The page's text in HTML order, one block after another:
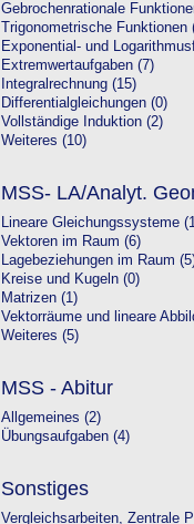
Gebrochenrationale
Trigonometrische Funktionen
Exponential- und
Extremwertaufgaben (7)
Integralrechnung (15)
Differentialgleichungen (0)
Vollständige Induktion (2)
Weiteres (10)
MSS- LA/Analyt.
Lineare Gleichungssysteme
Vektoren im Raum (6)
Lagebeziehungen im Raum
Kreise und Kugeln (0)
Matrizen (1)
Vektorräume und lineare
Weiteres (5)
MSS - Abitur
Allgemeines (2)
Übungsaufgaben (4)
Sonstiges
Vergleichsarbeiten, Zentrale